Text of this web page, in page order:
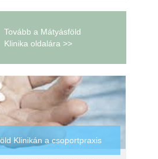
Tovább a Mátyásföld
Klinika oldalára >>
Klinikán a csoportpraxis